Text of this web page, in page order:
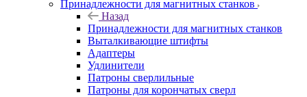
Принадлежности для магнитных станков
Назад
Принадлежности для магнитных станков
Выталкивающие штифты
Адаптеры
Удлинители
Патроны сверлильные
Патроны для корончатых сверл